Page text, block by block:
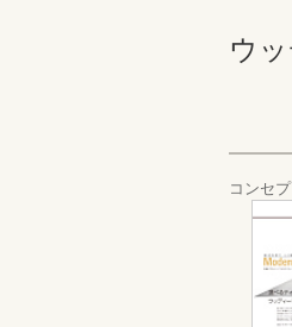
ウ
コンセ